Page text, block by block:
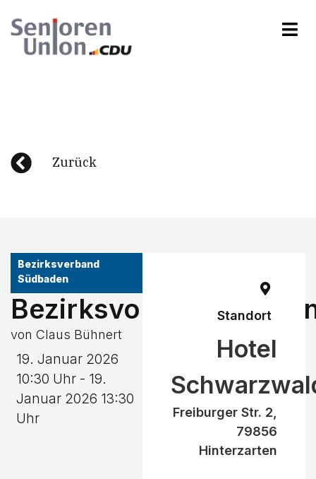
Zurück
Bezirksverband
Südbaden
von Claus Bühnert
19. Januar 2026
10:30 Uhr - 19.
Januar 2026 13:30
Uhr
Standort
Hotel
Freiburger Str. 2,
79856
Hinterzarten